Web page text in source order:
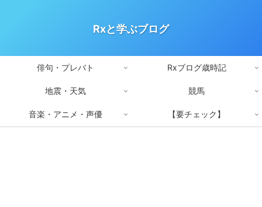
Rxと学ぶブログ
俳句・プレバト Rxブログ歳時記
地震・天気 競馬
音楽・アニメ・声優 【要チェック】